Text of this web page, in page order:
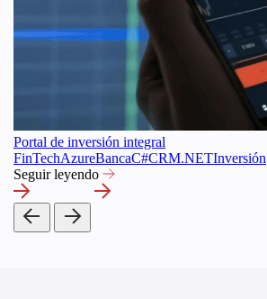
Portal de inversión integral
FinTechAzureBancaC#CRM.NETInversión
Seguir leyendo